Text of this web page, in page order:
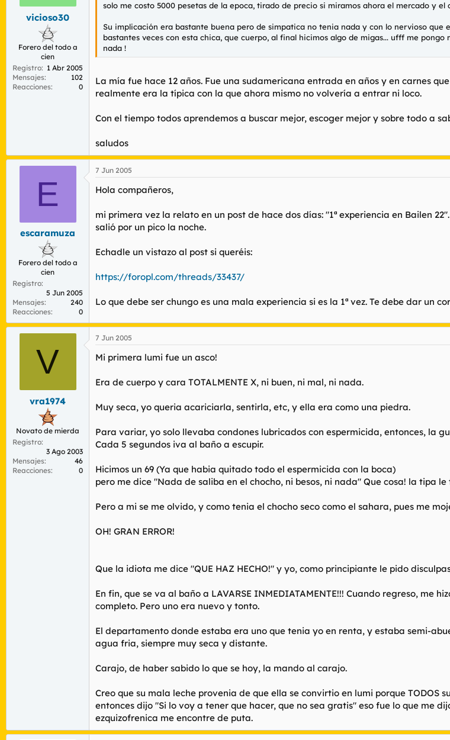
vicioso30
Forero del todo a
cien
Registro
1 Abr 2005
Mensajes
102
Reacciones
0
solo me costo 5000 pesetas de la epoca, tirado de precio si miramos ahora el mercado y el
Su implicación era bastante buena pero de simpatica no tenia nada y con lo nervioso
bastantes veces con esta chica, que cuerpo, al final hicimos algo de migas... ufff me
nada !
La mía fue hace 12 años. Fue una sudamericana entrada en años y en carnes
realmente era la típica con la que ahora mismo no volvería a entrar ni loco.
Con el tiempo todos aprendemos a buscar mejor, escoger mejor y sobre todo a
saludos
E
escaramuza
Forero del todo a
cien
Registro
5 Jun 2005
Mensajes
240
Reacciones
0
7 Jun 2005
Hola compañeros,
mi primera vez la relato en un post de hace dos días: "1ª experiencia en Bailen
salió por un pico la noche.
Echadle un vistazo al post si queréis:
https://foropl.com/threads/33437/
Lo que debe ser chungo es una mala experiencia si es la 1ª vez. Te debe dar un
V
vra1974
Novato de mierda
Registro
3 Ago 2003
Mensajes
46
Reacciones
0
7 Jun 2005
Mi primera lumi fue un asco!
Era de cuerpo y cara TOTALMENTE X, ni buen, ni mal, ni nada.
Muy seca, yo queria acariciarla, sentirla, etc, y ella era como una piedra.
Para variar, yo solo llevaba condones lubricados con espermicida, entonces, la
Cada 5 segundos iva al baño a escupir.
Hicimos un 69 (Ya que habia quitado todo el espermicida con la boca)
pero me dice "Nada de saliba en el chocho, ni besos, ni nada" Que cosa! la tipa
Pero a mi se me olvido, y como tenia el chocho seco como el sahara, pues me
OH! GRAN ERROR!
Que la idiota me dice "QUE HAZ HECHO!" y yo, como principiante le pido
En fin, que se va al baño a LAVARSE INMEDIATAMENTE!!! Cuando regreso,
completo. Pero uno era nuevo y tonto.
El departamento donde estaba era uno que tenia yo en renta, y estaba semi-
agua fria, siempre muy seca y distante.
Carajo, de haber sabido lo que se hoy, la mando al carajo.
Creo que su mala leche provenia de que ella se convirtio en lumi porque
entonces dijo "Si lo voy a tener que hacer, que no sea gratis" eso fue lo que me
ezquizofrenica me encontre de puta.